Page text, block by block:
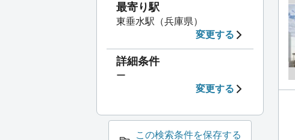
最寄り駅
東垂水駅（兵庫県）
変更する
詳細条件
ー
変更する
この検索条件を保存する